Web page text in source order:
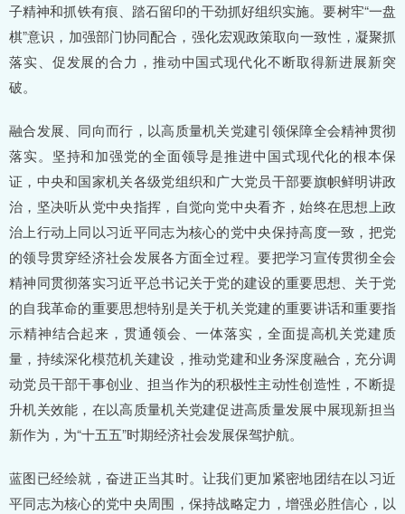
子精神和抓铁有痕、踏石留印的干劲抓好组织实施。要树牢“一盘
棋”意识，加强部门协同配合，强化宏观政策取向一致性，凝聚抓
落实、促发展的合力，推动中国式现代化不断取得新进展新突
破。
融合发展、同向而行，以高质量机关党建引领保障全会精神贯彻
落实。坚持和加强党的全面领导是推进中国式现代化的根本保
证，中央和国家机关各级党组织和广大党员干部要旗帜鲜明讲政
治，坚决听从党中央指挥，自觉向党中央看齐，始终在思想上政
治上行动上同以习近平同志为核心的党中央保持高度一致，把党
的领导贯穿经济社会发展各方面全过程。要把学习宣传贯彻全会
精神同贯彻落实习近平总书记关于党的建设的重要思想、关于党
的自我革命的重要思想特别是关于机关党建的重要讲话和重要指
示精神结合起来，贯通领会、一体落实，全面提高机关党建质
量，持续深化模范机关建设，推动党建和业务深度融合，充分调
动党员干部干事创业、担当作为的积极性主动性创造性，不断提
升机关效能，在以高质量机关党建促进高质量发展中展现新担当
新作为，为“十五五”时期经济社会发展保驾护航。
蓝图已经绘就，奋进正当其时。让我们更加紧密地团结在以习近
平同志为核心的党中央周围，保持战略定力，增强必胜信心，以